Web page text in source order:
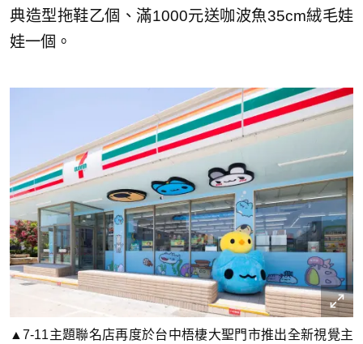
典造型拖鞋乙個、滿1000元送咖波魚35cm絨毛娃
娃一個。
▲7-11主題聯名店再度於台中梧棲大聖門市推出全新視覺主